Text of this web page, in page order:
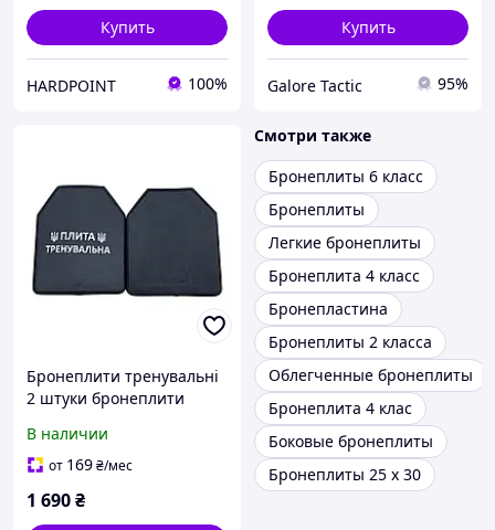
Купить
HARDPOINT 100%
Купить
Galore Tactic 95%
Бронеплити тренувальні
2 штуки бронеплити
для бронежилета
бронеплити для
В наличии
от 169₴/мес
1 690₴
Смотри также
Бронеплиты 6 класс
Бронеплиты
Легкие бронеплиты
Бронеплита 4 класс
Бронепластина
Бронеплиты 2 класса
Облегченные бронеплиты
Бронеплита 4 клас
Боковые бронеплиты
Бронеплиты 25 х 30